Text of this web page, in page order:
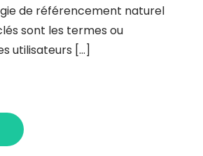
de référencement naturel
sont les termes ou
utilisateurs […]